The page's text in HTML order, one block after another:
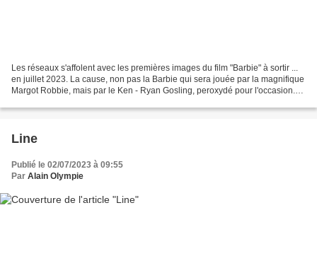
Les réseaux s'affolent avec les premières images du film "Barbie" à sortir ...
en juillet 2023. La cause, non pas la Barbie qui sera jouée par la magnifique
Margot Robbie, mais par le Ken - Ryan Gosling, peroxydé pour l'occasion.
Line
Publié le 02/07/2023 à 09:55
Par Alain Olympie